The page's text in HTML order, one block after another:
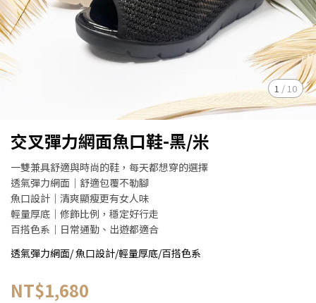
1 / 10
交叉彈力網面魚口鞋-黑/米
一雙兼具舒適與時尚的鞋，每天都想穿的選擇
透氣彈力網面｜舒適包覆不勒腳
魚口設計｜清爽顯瘦更有女人味
輕量厚底｜修飾比例，穩定好行走
百搭色系｜日常通勤、出遊都適合
透氣彈力網面/ 魚口設計/輕量厚底/百搭色系
NT$1,680